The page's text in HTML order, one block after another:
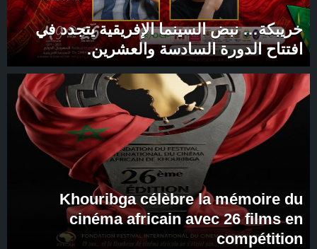
خريبكة… نبض السينما الإفريقية يتجدد في
افتتاح الدورة السادسة والعشرين.
Khouribga célèbre la mémoire du
cinéma africain avec 26 films en
compétition